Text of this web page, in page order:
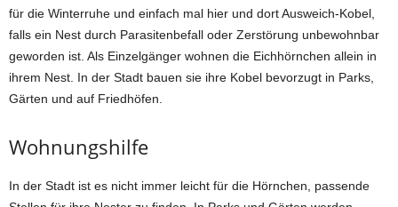
für die Winterruhe und einfach mal hier und dort Ausweich-Kobel,
falls ein Nest durch Parasitenbefall oder Zerstörung unbewohnbar
geworden ist. Als Einzelgänger wohnen die Eichhörnchen allein in
ihrem Nest. In der Stadt bauen sie ihre Kobel bevorzugt in Parks,
Gärten und auf Friedhöfen.
Wohnungshilfe
In der Stadt ist es nicht immer leicht für die Hörnchen, passende